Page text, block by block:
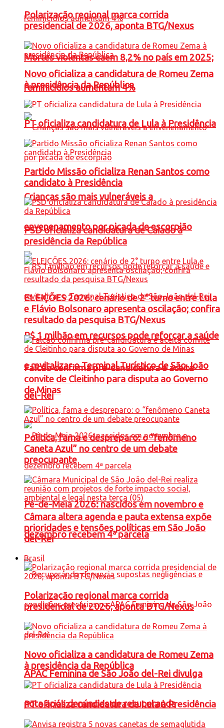
Mortes violentas caem 8,2% no país em 2025;
feminicídios aumentam 4%
Crianças são mais vulneráveis a
envenenamento por picada de escorpião
R$ 1 milhão em recursos pode reforçar a saúde
e revitalizar o Terminal Turístico de São João
del-Rei
Pé-de-Meia 2026: nascidos em novembro e
dezembro recebem 4ª parcela
APAC Feminina de São João del-Rei divulga
nota após denúncias de recuperanda
Polarização regional marca corrida
presidencial de 2026, aponta BTG/Nexus
Novo oficializa a candidatura de Romeu Zema
à presidência da República
PT oficializa candidatura de Lula à Presidência
Partido Missão oficializa Renan Santos como
candidato à Presidência
PSD oficializa candidatura de Caiado à
presidência da República
ELEIÇÕES 2026: cenário de 2° turno entre Lula
e Flávio Bolsonaro apresenta oscilação; confira
resultado da pesquisa BTG/Nexus
Falcão confirma pré-candidatura e aceita
convite de Cleitinho para disputa ao Governo
de Minas
Política, fama e despreparo: o “fenômeno
Caneta Azul” no centro de um debate
preocupante
Câmara altera agenda e pauta extensa expõe
prioridades e tensões políticas em São João
del-Rei
Brasil
Polarização regional marca corrida
presidencial de 2026, aponta BTG/Nexus
Novo oficializa a candidatura de Romeu Zema
à presidência da República
PT oficializa candidatura de Lula à Presidência